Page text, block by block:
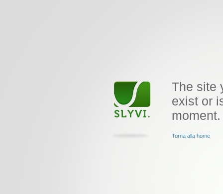
The site
exist or
moment.
Torna alla home